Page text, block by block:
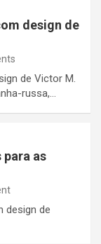
design de
de Victor M.
russa,…
para as
design de